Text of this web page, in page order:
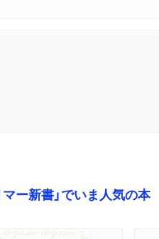
マー新書」でいま人気の本